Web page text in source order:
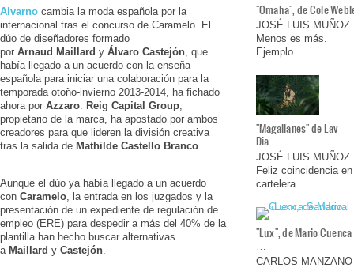
Alvarno cambia la moda española por la
internacional tras el concurso de Caramelo. El
dúo de diseñadores formado
por Arnaud Maillard y Álvaro Castejón , que
había llegado a un acuerdo con la enseña
española para iniciar una colaboración para la
temporada otoño-invierno 2013-2014, ha fichado
ahora por Azzaro Reig Capital Group
propietario de la marca, ha apostado por ambos
creadores para que lideren la división creativa
tras la salida de Mathilde Castello Branco
Aunque el dúo ya había llegado a un acuerdo
con Caramelo , la entrada en los juzgados y la
presentación de un expediente de regulación de
empleo (ERE) para despedir a más del 40% de la
plantilla han hecho buscar alternativas
a Maillard y Castejón
"Omaha", de Cole
JOSÉ LUIS MUÑOZ
Menos es más.
Ejemplo…
"Magallanes" de Lav
Dia…
JOSÉ LUIS MUÑOZ
Feliz coincidencia en
cartelera…
"Lux", de Mario Cuenca
…
CARLOS MANZANO